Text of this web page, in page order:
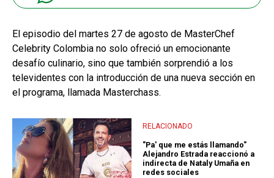
El episodio del martes 27 de agosto de MasterChef
Celebrity Colombia no solo ofreció un emocionante
desafío culinario, sino que también sorprendió a los
televidentes con la introducción de una nueva sección en
el programa, llamada Masterchass.
RELACIONADO
"Pa' que me estás llamando"
Alejandro Estrada reaccionó a
indirecta de Nataly Umaña en
redes sociales